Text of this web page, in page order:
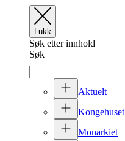
Lukk
Søk etter innhold
Søk
Aktuelt
Kongehuset
Monarkiet